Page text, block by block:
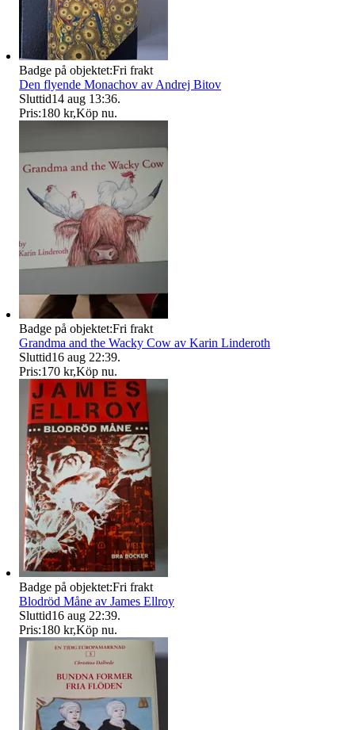
Badge på objektet:Fri frakt
Den flyende Monachov av Andrej Bitov
Sluttid14 aug 13:36.
Pris:180 kr,Köp nu.
Badge på objektet:Fri frakt
Grandma and the Wacky Cow av Karin Linderoth
Sluttid16 aug 22:39.
Pris:170 kr,Köp nu.
Badge på objektet:Fri frakt
Blodröd Måne av James Ellroy
Sluttid16 aug 22:39.
Pris:180 kr,Köp nu.